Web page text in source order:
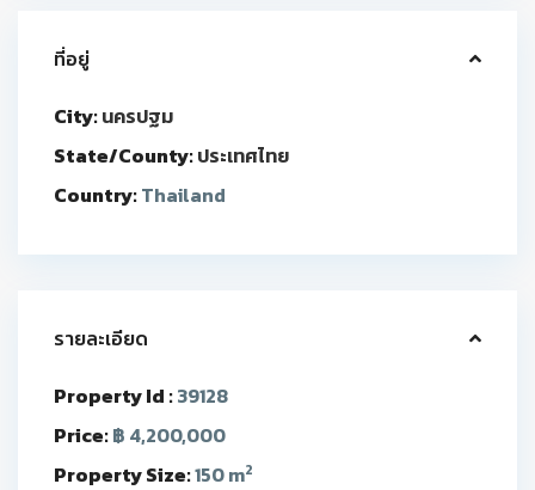
ที่อยู่
City:นครปฐม
State/County:ประเทศไทย
Country:Thailand
รายละเอียด
Property Id :39128
Price:฿ 4,200,000
Property Size:150 m2